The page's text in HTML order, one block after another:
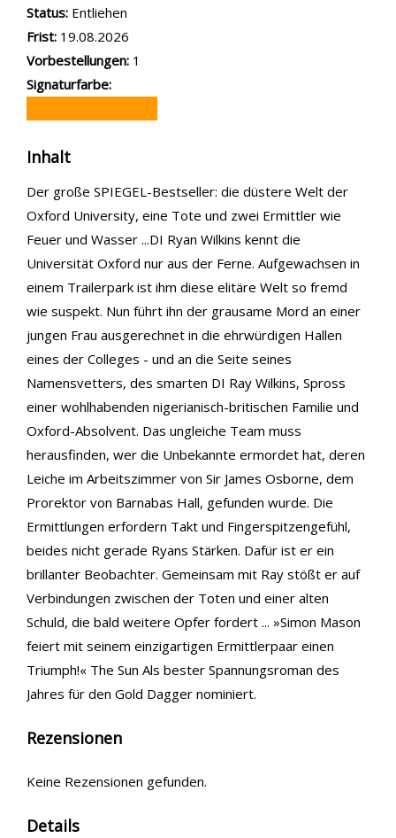
Status: Entliehen
Frist: 19.08.2026
Vorbestellungen: 1
Signaturfarbe:
Inhalt
Der große SPIEGEL-Bestseller: die düstere Welt der
Oxford University, eine Tote und zwei Ermittler wie
Feuer und Wasser ...DI Ryan Wilkins kennt die
Universität Oxford nur aus der Ferne. Aufgewachsen in
einem Trailerpark ist ihm diese elitäre Welt so fremd
wie suspekt. Nun führt ihn der grausame Mord an einer
jungen Frau ausgerechnet in die ehrwürdigen Hallen
eines der Colleges - und an die Seite seines
Namensvetters, des smarten DI Ray Wilkins, Spross
einer wohlhabenden nigerianisch-britischen Familie und
Oxford-Absolvent. Das ungleiche Team muss
herausfinden, wer die Unbekannte ermordet hat, deren
Leiche im Arbeitszimmer von Sir James Osborne, dem
Prorektor von Barnabas Hall, gefunden wurde. Die
Ermittlungen erfordern Takt und Fingerspitzengefühl,
beides nicht gerade Ryans Stärken. Dafür ist er ein
brillanter Beobachter. Gemeinsam mit Ray stößt er auf
Verbindungen zwischen der Toten und einer alten
Schuld, die bald weitere Opfer fordert ... »Simon Mason
feiert mit seinem einzigartigen Ermittlerpaar einen
Triumph!« The Sun Als bester Spannungsroman des
Jahres für den Gold Dagger nominiert.
Rezensionen
Keine Rezensionen gefunden.
Details